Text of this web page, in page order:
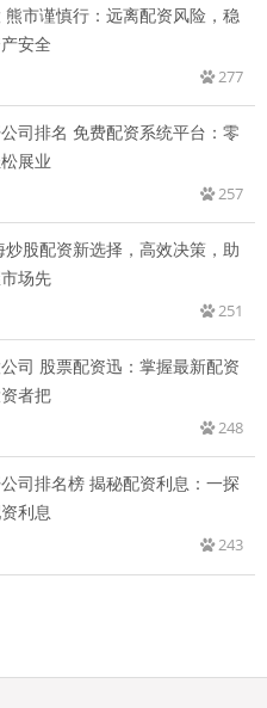
市谨慎行：远离配资风险，稳
安全
277
司排名 免费配资系统平台：零
展业
257
炒股配资新选择，高效决策，助
场先
251
司 股票配资迅：掌握最新配资
者把
248
司排名榜 揭秘配资利息：一探
利息
243